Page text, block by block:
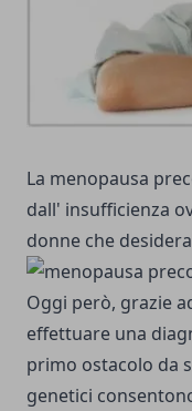
La menopausa
dall' insufficienza
donne che
Oggi però, grazie
effettuare una
primo ostacolo da
genetici